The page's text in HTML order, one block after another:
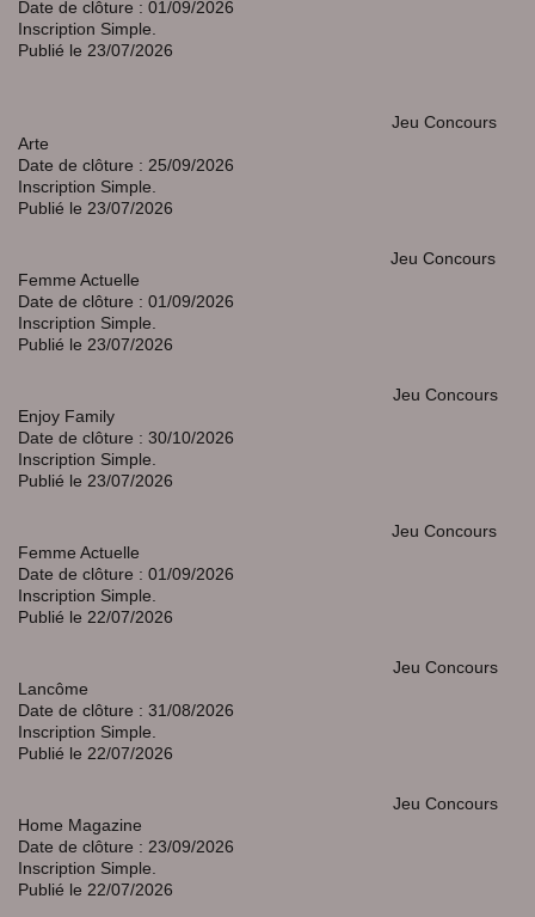
Date de clôture : 01/09/2026
Inscription Simple.
Publié le 23/07/2026
Jeu Concours
Arte
Date de clôture : 25/09/2026
Inscription Simple.
Publié le 23/07/2026
Jeu Concours
Femme Actuelle
Date de clôture : 01/09/2026
Inscription Simple.
Publié le 23/07/2026
Jeu Concours
Enjoy Family
Date de clôture : 30/10/2026
Inscription Simple.
Publié le 23/07/2026
Jeu Concours
Femme Actuelle
Date de clôture : 01/09/2026
Inscription Simple.
Publié le 22/07/2026
Jeu Concours
Lancôme
Date de clôture : 31/08/2026
Inscription Simple.
Publié le 22/07/2026
Jeu Concours
Home Magazine
Date de clôture : 23/09/2026
Inscription Simple.
Publié le 22/07/2026